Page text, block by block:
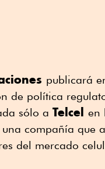
publicará
de política
sólo a Telcel en
compañía que
del mercado